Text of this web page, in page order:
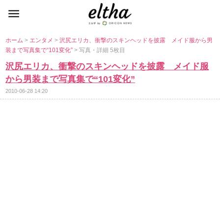
ホーム> エンタメ>沢尻エリカ、衝撃のスキンヘッドを披露 メイド服から男
装まで写真集で“101変化”> 写真・詳細 5枚目
沢尻エリカ、衝撃のスキンヘッドを披露 メイド服
から男装まで写真集で“101変化”
2010-06-28 14:20